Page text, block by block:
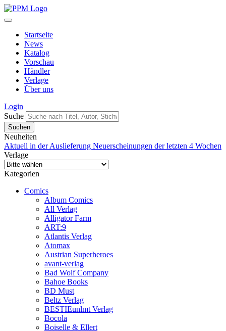
Startseite
News
Katalog
Vorschau
Händler
Verlage
Über uns
Login
Suche
Neuheiten
Aktuell in der Auslieferung Neuerscheinungen der letzten 4 Wochen
Verlage
Kategorien
Comics
Album Comics
All Verlag
Alligator Farm
ART:9
Atlantis Verlag
Atomax
Austrian Superheroes
avant-verlag
Bad Wolf Company
Bahoe Books
BD Must
Beltz Verlag
BESTIEunlmt Verlag
Bocola
Boiselle & Ellert